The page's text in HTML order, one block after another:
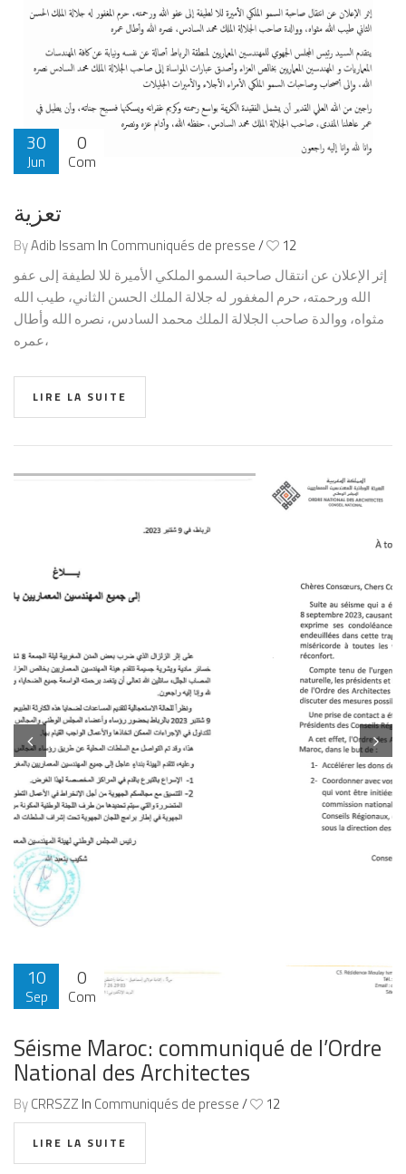
30
Jun
2024
0
Com
تعزية
ByAdib Issam In Communiqués de presse/ 12
إثر الإعلان عن انتقال صاحبة السمو الملكي الأميرة للا لطيفة إلى عفو
الله ورحمته، حرم المغفور له جلالة الملك الحسن الثاني، طيب الله
مثواه، ووالدة صاحب الجلالة الملك محمد السادس، نصره الله وأطال
عمره،
LIRE LA SUITE
10
Sep
2023
0
Com
Séisme Maroc: communiqué de l’Ordre
National des Architectes
ByCRRSZZ In Communiqués de presse/ 12
LIRE LA SUITE